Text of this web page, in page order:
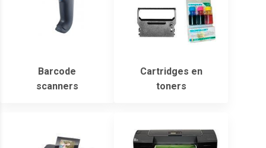
Barcode
scanners
Cartridges en
toners